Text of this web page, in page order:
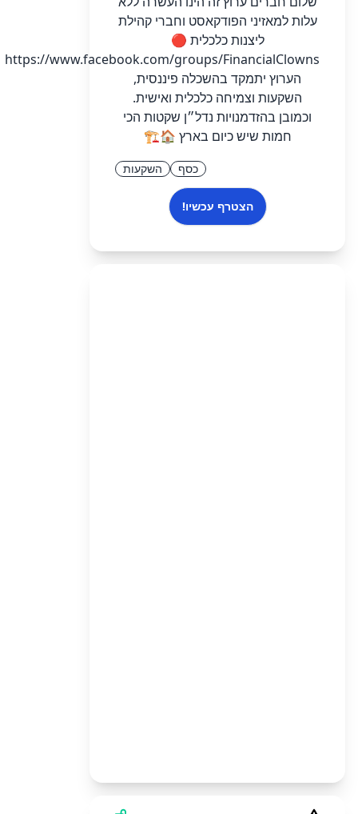
עלות למאזיני הפודקאסט וחברי קהילת
ליצנות כלכלית 🔴
https://www.facebook.com/groups/FinancialClowns
הערוץ יתמקד בהשכלה פיננסית,
השקעות וצמיחה כלכלית ואישית.
וכמובן בהזדמנויות נדל״ן שקטות הכי
חמות שיש כיום בארץ 🏠🏗️
כסף השקעות
הצטרף עכשיו!